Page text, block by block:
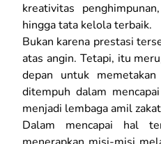
kreativitas
hingga tata kelola terbaik.
Bukan karena prestasi
atas angin. Tetapi, itu
depan untuk
ditempuh dalam
menjadi lembaga amil
Dalam mencapai hal